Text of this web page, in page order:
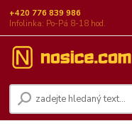
+420 776 839 986
Infolinka: Po-Pá 8-18 hod.